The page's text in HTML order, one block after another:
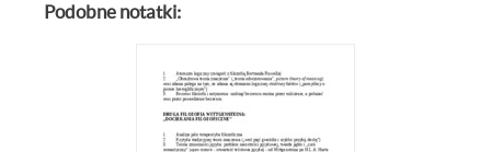
Podobne notatki: